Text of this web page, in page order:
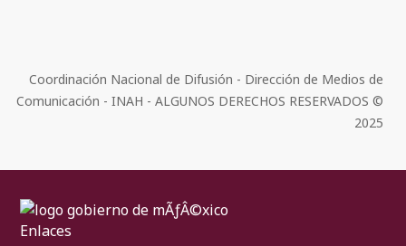
Coordinación Nacional de Difusión - Dirección de Medios de
Comunicación - INAH - ALGUNOS DERECHOS RESERVADOS ©
2025
Enlaces